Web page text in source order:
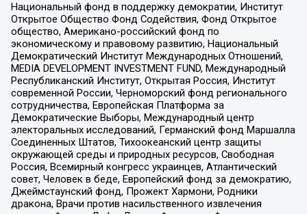
Национальный фонд в поддержку демократии, Институт
Открытое Общество Фонд Содействия, Фонд Открытое
общество, Американо-российский фонд по
экономическому и правовому развитию, Национальный
Демократический Институт Международных Отношений,
MEDIA DEVELOPMENT INVESTMENT FUND, Международный
Республиканский Институт, Открытая Россия, Институт
современной России, Черноморский фонд регионального
сотрудничества, Европейская Платформа за
Демократические Выборы, Международный центр
электоральных исследований, Германский фонд Маршалла
Соединенных Штатов, Тихоокеанский центр защиты
окружающей среды и природных ресурсов, Свободная
Россия, Всемирный конгресс украинцев, Атлантический
совет, Человек в беде, Европейский фонд за демократию,
Джеймстаунский фонд, Прожект Хармони, Родники
дракона, Врачи против насильственного извлечения